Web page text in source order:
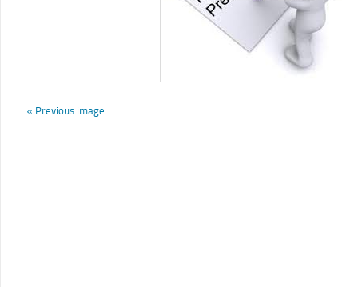
« Previous image